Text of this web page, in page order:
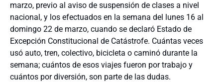
marzo, previo al aviso de suspensión de clases a nivel
nacional, y los efectuados en la semana del lunes 16 al
domingo 22 de marzo, cuando se declaró Estado de
Excepción Constitucional de Catástrofe. Cuántas veces
usó auto, tren, colectivo, bicicleta o caminó durante la
semana; cuántos de esos viajes fueron por trabajo y
cuántos por diversión, son parte de las dudas.